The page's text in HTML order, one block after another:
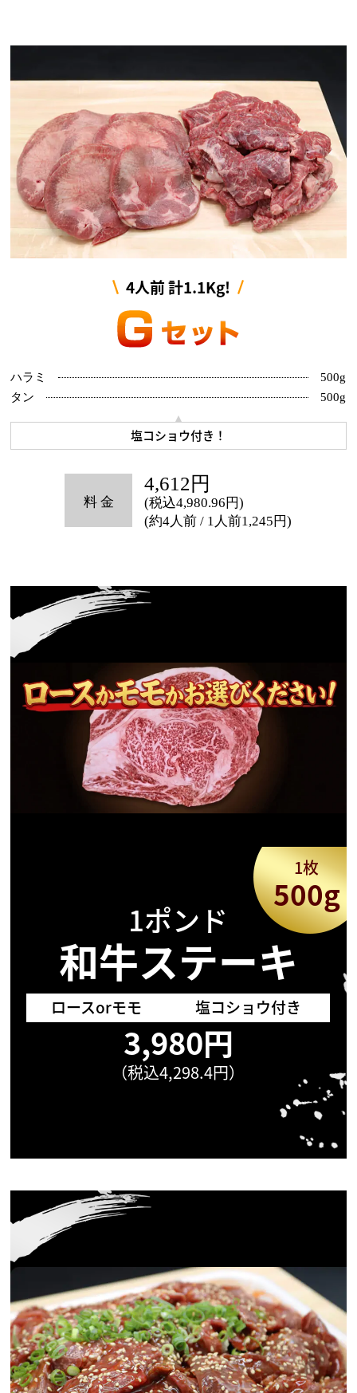
4人前 計1.1Kg!
ハラミ️
500g
タン
500g
塩コショウ付き！
4,612円
(税込4,980.96円)
(約4人前 / 1人前1,245円)
1枚
500g
1ポンド
和牛ステーキ
ロースorモモ 塩コショウ付き
3,980円
（税込4,298.4円）